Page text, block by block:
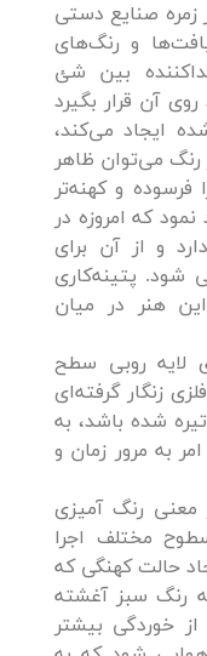
صنایع دستی
و رنگ‌های
بین شئ
آن قرار بگیرد
ایجاد می‌کند،
رنگ می‌توان ظاهر
فرسوده و کهنه‌تر
که امروزه در
و از آن برای
شود. پتینه‌کاری
هنر در میان
لایه روبی سطح
زنگار گرفته‌ای
شده باشد، به
به مرور زمان و
معنی رنگ آمیزی
مختلف اجرا
حالت کهنگی که
رنگ سبز آغشته
خوردگی بیشتر